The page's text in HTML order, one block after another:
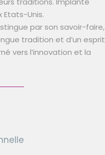
Etats-Unis.
par son savoir-faire,
tradition et d’un esprit
vers l’innovation et la